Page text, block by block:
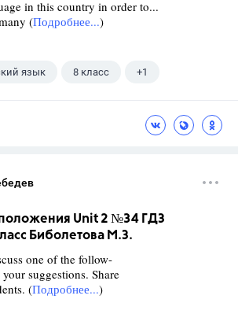
in this country in order to...
(Подробнее...)
язык 8 класс +1
Unit 2 №34 ГДЗ
Биболетова М.З.
one of the follow-
suggestions. Share
(Подробнее...)